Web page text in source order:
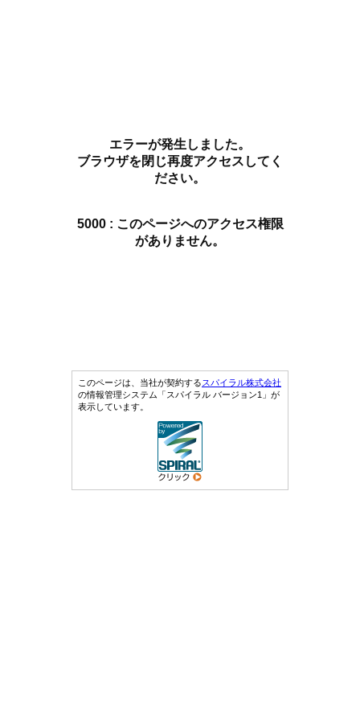
エラーが発生しました。
ブラウザを閉じ再度アクセスしてく
ださい。
5000 : このページへのアクセス権限
がありません。
このページは、当社が契約するスパイラル株式会社
の情報管理システム「スパイラル バージョン1」が
表示しています。